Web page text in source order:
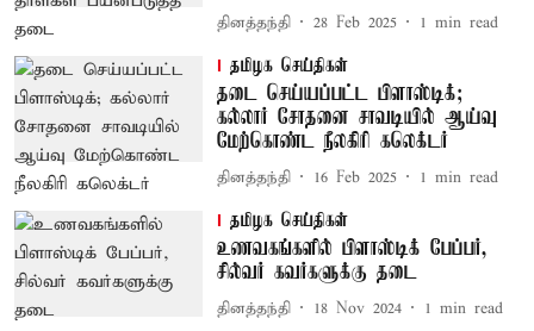
தினத்தந்தி 28 Feb 2025 1 min read
தமிழக செய்திகள்
தடை செய்யப்பட்ட பிளாஸ்டிக்;
கல்லார் சோதனை சாவடியில் ஆய்வு
மேற்கொண்ட நீலகிரி கலெக்டர்
தினத்தந்தி 16 Feb 2025 1 min read
தமிழக செய்திகள்
உணவகங்களில் பிளாஸ்டிக் பேப்பர்,
சில்வர் கவர்களுக்கு தடை
தினத்தந்தி 18 Nov 2024 1 min read